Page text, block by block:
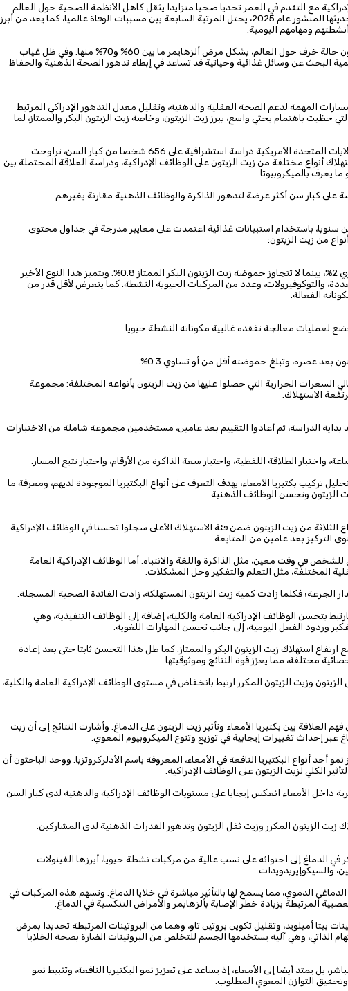
مع التقدم في العمر تحديا صحيا متزايدا يثقل كاهل الأنظمة الصحية حول العالم.
فالخرف، بحسب منظمة الصحة العالمية في تحديثها المنشور عام 2025، يحتل المرتبة السابعة بين مسببات الوفاة عالميا، كما يعد من أبرز
ومهامهم اليومية.
وتشير بيانات المنظمة إلى تسجيل نحو 57 مليون حالة خرف حول العالم، يشكل مرض ألزهايمر ما بين 60% و70% منها. وفي ظل غياب
البحث عن وسائل غذائية وحياتية قد تساعد في إبطاء تدهور الصحة الذهنية والحفاظ
المهمة لدعم الصحة العقلية والذهنية، وتقليل معدل التدهور الإدراكي المرتبط
حظيت باهتمام بحثي واسع، يبرز زيت الزيتون، وخاصة زيت الزيتون البكر والممتاز، لما
وفي هذا السياق، أجرى باحثون من إسبانيا والولايات المتحدة الأمريكية دراسة استشرافية على 656 شخصا من كبار السن، تراوحت
تقييم تأثير استهلاك أنواع مختلفة من زيت الزيتون على الوظائف الإدراكية، ودراسة العلاقة المحتملة بين
ما يعرف بالميكروبيوتا.
على كبار سن أكثر عرضة لتدهور الذاكرة والوظائف الذهنية مقارنة بغيرهم.
سنويا، باستخدام استبيانات غذائية اعتمدت على معايير مدرجة في جداول محتوى
تبلغ حموضة زيت الزيتون البكر أقل من أو تساوي 2%، بينما لا تتجاوز حموضة زيت الزيتون البكر الممتاز 0.8%. ويتميز هذا النوع الأخير
والتوكوفيرولات، وعدد من المركبات الحيوية النشطة. كما يتعرض لأقل قدر من
الفعالة.
عصره، وتبلغ حموضته أقل من أو تساوي 0.3%.
حسب إجمالي السعرات الحرارية التي حصلوا عليها من زيت الزيتون بأنواعه المختلفة: مجموعة
الاستهلاك.
بداية الدراسة، ثم أعادوا التقييم بعد عامين، مستخدمين مجموعة شاملة من الاختبارات
واختبار الطلاقة اللفظية، واختبار سعة الذاكرة من الأرقام، واختبار تتبع المسار.
تركيب بكتيريا الأمعاء، بهدف التعرف على أنواع البكتيريا الموجودة لديهم، ومعرفة ما
الزيتون وتحسن الوظائف الذهنية.
الثلاثة من زيت الزيتون ضمن فئة الاستهلاك الأعلى سجلوا تحسنا في الوظائف الإدراكية
التركيز بعد عامين من المتابعة.
للشخص في وقت معين، مثل الذاكرة واللغة والانتباه. أما الوظائف الإدراكية العامة
المختلفة، مثل التعلم والتفكير وحل المشكلات.
الجرعة؛ فكلما زادت كمية زيت الزيتون المستهلكة، زادت الفائدة الصحية المسجلة.
بتحسن الوظائف الإدراكية العامة والكلية، إضافة إلى الوظائف التنفيذية، وهي
وردود الفعل اليومية، إلى جانب تحسن المهارات اللغوية.
استهلاك زيت الزيتون البكر والممتاز. كما ظل هذا التحسن ثابتا حتى بعد إعادة
مختلفة، مما يعزز قوة النتائج وموثوقيتها.
وزيت الزيتون المكرر ارتبط بانخفاض في مستوى الوظائف الإدراكية العامة والكلية،
العلاقة بين بكتيريا الأمعاء وتأثير زيت الزيتون على الدماغ. وأشارت النتائج إلى أن زيت
إحداث تغييرات إيجابية في توزيع وتنوع الميكروبيوم المعوي.
أحد أنواع البكتيريا النافعة في الأمعاء، المعروفة باسم الأدلركروتزيا. ووجد الباحثون أن
داخل الأمعاء انعكس إيجابا على مستويات الوظائف الإدراكية والذهنية لدى كبار السن
الزيتون المكرر وزيت ثفل الزيتون وتدهور القدرات الذهنية لدى المشاركين.
في الدماغ إلى احتوائه على نسب عالية من مركبات نشطة حيويا، أبرزها الفينولات
والسيكوإيريدويدات.
الدموي، مما يسمح لها بالتأثير مباشرة في خلايا الدماغ. وتسهم هذه المركبات في
المرتبطة بزيادة خطر الإصابة بألزهايمر والأمراض التنكسية في الدماغ.
بيتا أميلويد، وتقليل تكوين بروتين تاو، وهما من البروتينات المرتبطة تحديدا بمرض
الذاتي، وهي آلية يستخدمها الجسم للتخلص من البروتينات الضارة بصحة الخلايا
بل يمتد أيضا إلى الأمعاء، إذ يساعد على تعزيز نمو البكتيريا النافعة، وتثبيط نمو
وتحقيق التوازن المعوي المطلوب.